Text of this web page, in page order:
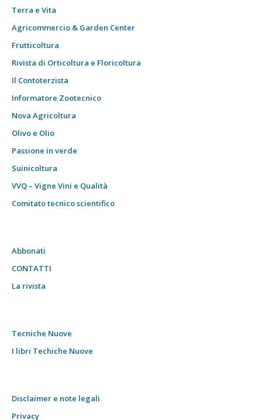
Terra e Vita
Agricommercio & Garden Center
Frutticoltura
Rivista di Orticoltura e Floricoltura
Il Contoterzista
Informatore Zootecnico
Nova Agricoltura
Olivo e Olio
Passione in verde
Suinicoltura
VVQ – Vigne Vini e Qualità
Comitato tecnico scientifico
Abbonati
CONTATTI
La rivista
Tecniche Nuove
I libri Techiche Nuove
Disclaimer e note legali
Privacy